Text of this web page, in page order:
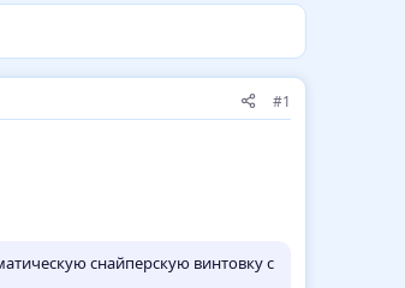
#1
снайперскую винтовку с